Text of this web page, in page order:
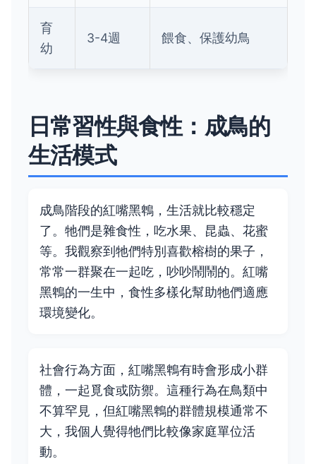
育
幼
3-4週 餵食、保護幼鳥
日常習性與食性：成鳥的
生活模式
成鳥階段的紅嘴黑鵯，生活就比較穩定
了。牠們是雜食性，吃水果、昆蟲、花蜜
等。我觀察到牠們特別喜歡榕樹的果子，
常常一群聚在一起吃，吵吵鬧鬧的。紅嘴
黑鵯的一生中，食性多樣化幫助牠們適應
環境變化。
社會行為方面，紅嘴黑鵯有時會形成小群
體，一起覓食或防禦。這種行為在鳥類中
不算罕見，但紅嘴黑鵯的群體規模通常不
大，我個人覺得牠們比較像家庭單位活
動。